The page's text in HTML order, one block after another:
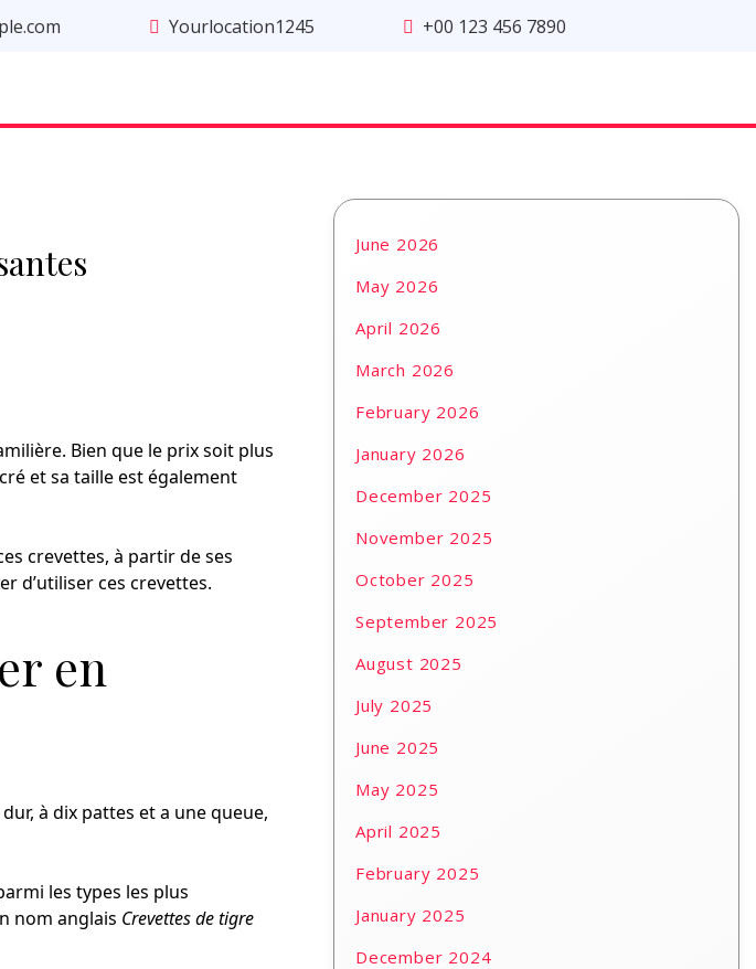
Yourlocation1245 +00 123 456 7890
Bien que le prix soit plus
et sa taille est également
crevettes, à partir de ses
d’utiliser ces crevettes.
en
à dix pattes et a une queue,
les types les plus
nom anglais Crevettes de tigre
June 2026
May 2026
April 2026
March 2026
February 2026
January 2026
December 2025
November 2025
October 2025
September 2025
August 2025
July 2025
June 2025
May 2025
April 2025
February 2025
January 2025
December 2024